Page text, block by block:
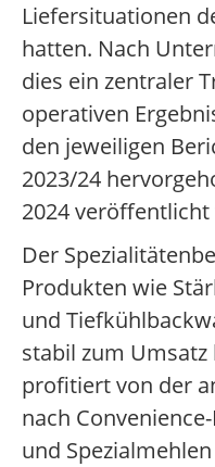
Liefersituationen
hatten. Nach
dies ein zentraler
operativen
den jeweiligen
2023/24
2024
Der
Produkten wie
und
stabil zum Umsatz
profitiert von der
nach
und